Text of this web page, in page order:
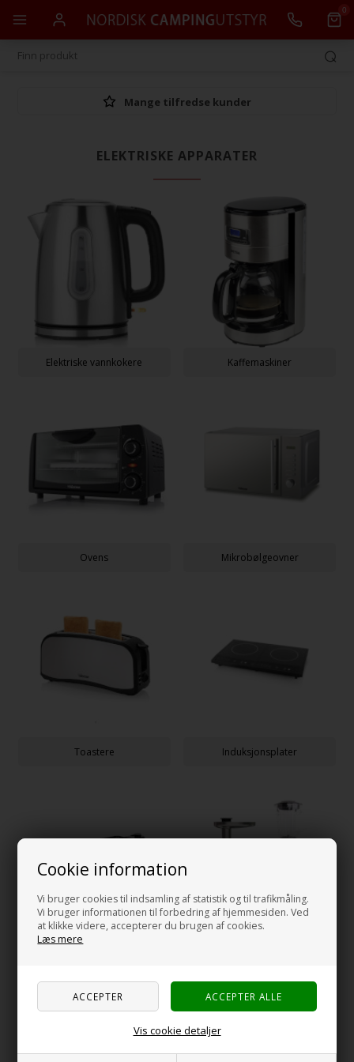
Cookie information
Vi bruger cookies til indsamling af statistik og til trafikmåling.
Vi bruger informationen til forbedring af hjemmesiden. Ved
at klikke videre, accepterer du brugen af cookies.
Læs mere
Vis cookie detaljer
0
Mange tilfredse kunder
ELEKTRISKE APPARATER
Elektriske vannkokere Kaffemaskiner
Ovens Mikrobølgeovner
Toastere Induksjonsplater
Stekeplater/bordgrill